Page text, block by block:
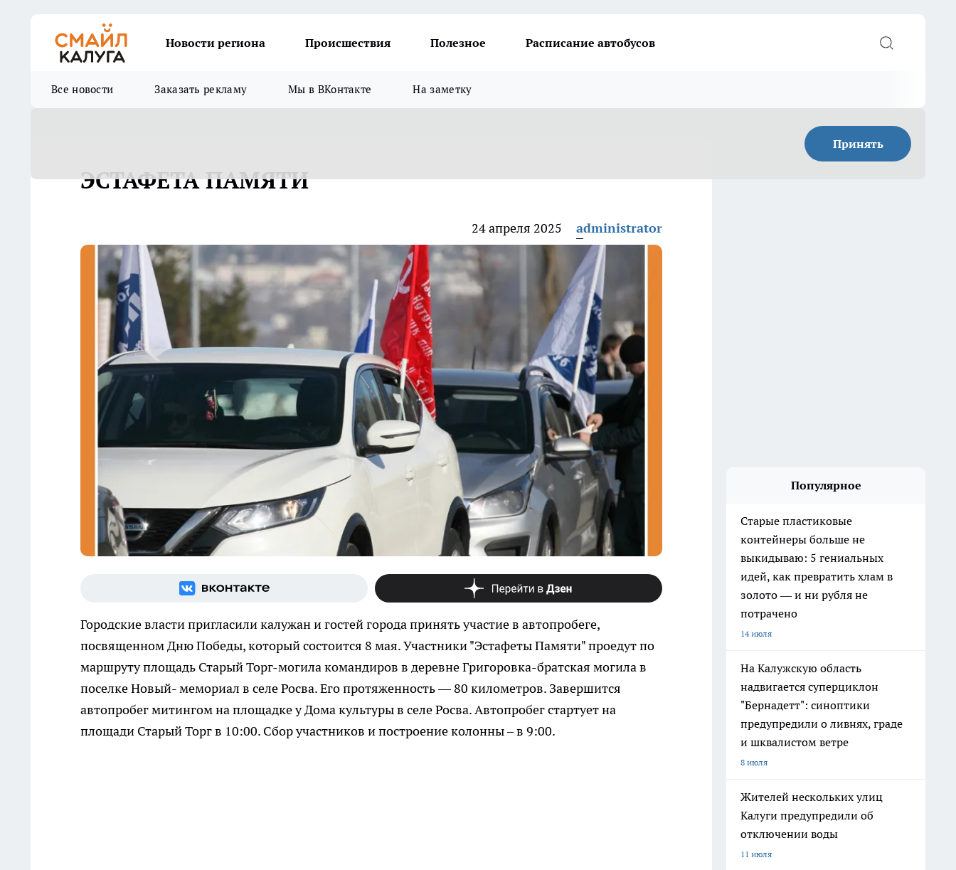
Новости региона Происшествия Полезное Расписание автобусов
Все новости Заказать рекламу Мы в ВКонтакте На заметку
Принять
ЭСТАФЕТА ПАМЯТИ
24 апреля 2025 administrator
Городские власти пригласили калужан и гостей города принять участие в автопробеге,
посвященном Дню Победы, который состоится 8 мая. Участники "Эстафеты Памяти" проедут по
маршруту площадь Старый Торг-могила командиров в деревне Григоровка-братская могила в
поселке Новый- мемориал в селе Росва. Его протяженность — 80 километров. Завершится
автопробег митингом на площадке у Дома культуры в селе Росва. Автопробег стартует на
площади Старый Торг в 10:00. Сбор участников и построение колонны – в 9:00.
Популярное
Старые пластиковые
контейнеры больше не
выкидываю: 5 гениальных
идей, как превратить хлам в
золото — и ни рубля не
потрачено
14 июля
На Калужскую область
надвигается суперциклон
"Бернадетт": синоптики
предупредили о ливнях, граде
и шквалистом ветре
8 июля
Жителей нескольких улиц
Калуги предупредили об
отключении воды
11 июля